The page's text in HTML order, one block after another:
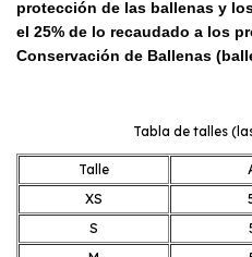
protección de las ballenas y
el 25% de lo recaudado a los
Conservación de Ballenas
Tabla de talles
Talle
XS
S